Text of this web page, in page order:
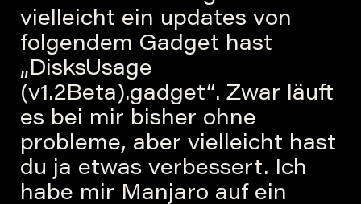
vielleicht ein updates von
folgendem Gadget hast
„DisksUsage
(v1.2Beta).gadget“. Zwar läuft
es bei mir bisher ohne
probleme, aber vielleicht hast
du ja etwas verbessert. Ich
habe mir Manjaro auf ein